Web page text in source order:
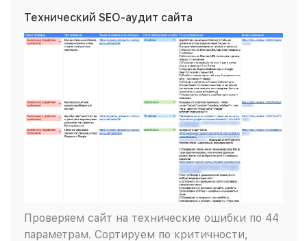
Технический SEO-аудит сайта
Проверяем сайт на технические ошибки по 44
параметрам. Сортируем по критичности,